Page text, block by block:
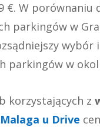
€. W porównaniu
parkingów w
wybór
parkingów w
korzystających z
Malaga u Drive